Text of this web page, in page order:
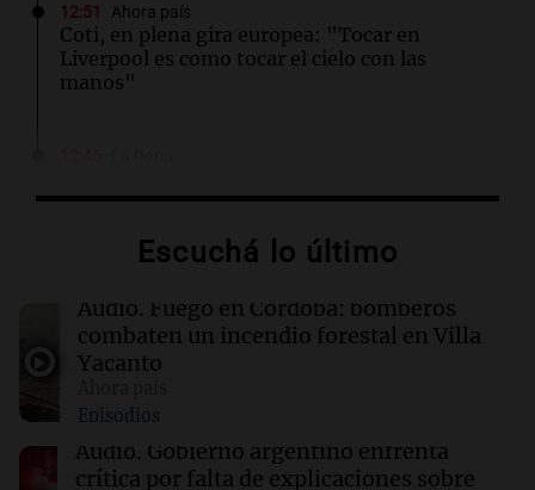
12:51 Ahora país
Coti, en plena gira europea: "Tocar en
Liverpool es como tocar el cielo con las
manos"
de Sebastián y Germain
Thiago Almada: el fichaje más caro de la
historia de River y del fútbol argentino
Rumania hunde barcazas en el Danubio para
asegurar el funcionamiento de su reactor
nuclear
Escuchá lo último
Audio. Fuego en Córdoba: bomberos
combaten un incendio forestal en Villa
Yacanto
Episodios
Audio. Gobierno argentino enfrenta
crítica por falta de explicaciones sobre